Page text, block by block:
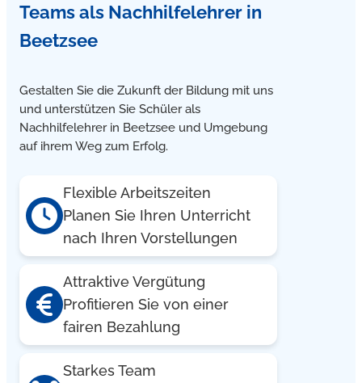
Teamsals Nachhilfelehrer in
Beetzsee
Gestalten Sie die Zukunft der Bildung mit uns
und unterstützen Sie Schüler als
Nachhilfelehrer in Beetzsee und Umgebung
auf ihrem Weg zum Erfolg.
Flexible Arbeitszeiten
Planen Sie Ihren Unterricht
nach Ihren Vorstellungen
Attraktive Vergütung
Profitieren Sie von einer
fairen Bezahlung
Starkes Team